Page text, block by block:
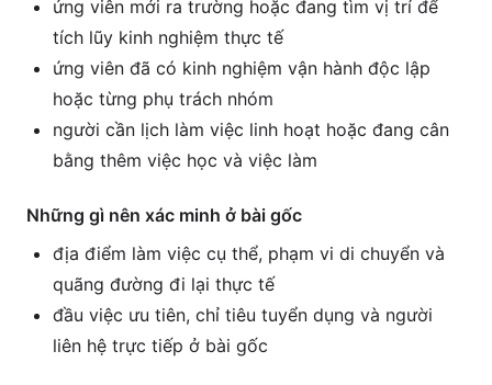
ứng viên mới ra trường hoặc đang tìm vị trí để
tích lũy kinh nghiệm thực tế
ứng viên đã có kinh nghiệm vận hành độc lập
hoặc từng phụ trách nhóm
người cần lịch làm việc linh hoạt hoặc đang cân
bằng thêm việc học và việc làm
Những gì nên xác minh ở bài gốc
địa điểm làm việc cụ thể, phạm vi di chuyển và
quãng đường đi lại thực tế
đầu việc ưu tiên, chỉ tiêu tuyển dụng và người
liên hệ trực tiếp ở bài gốc